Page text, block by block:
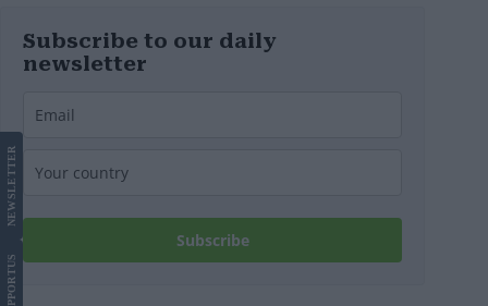
Subscribe to our daily
newsletter
Subscribe
SUPPORT
US
NEWS
LETTER